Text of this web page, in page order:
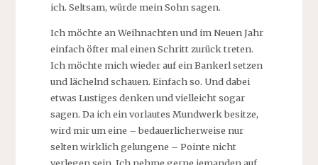
ich. Seltsam, würde mein Sohn sagen.
Ich möchte an Weihnachten und im Neuen Jahr
einfach öfter mal einen Schritt zurück treten.
Ich möchte mich wieder auf ein Bankerl setzen
und lächelnd schauen. Einfach so. Und dabei
etwas Lustiges denken und vielleicht sogar
sagen. Da ich ein vorlautes Mundwerk besitze,
wird mir um eine – bedauerlicherweise nur
selten wirklich gelungene – Pointe nicht
verlegen sein. Ich nehme gerne jemanden auf